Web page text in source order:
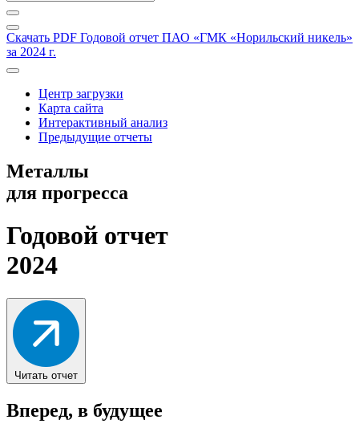
Скачать PDF Годовой отчет ПАО «ГМК «Норильский никель»
за 2024 г.
Центр загрузки
Карта сайта
Интерактивный анализ
Предыдущие отчеты
Металлы
для прогресса
Годовой отчет
2024
Читать отчет
Вперед, в будущее